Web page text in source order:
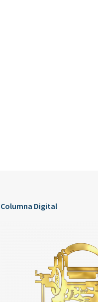
Columna Digital